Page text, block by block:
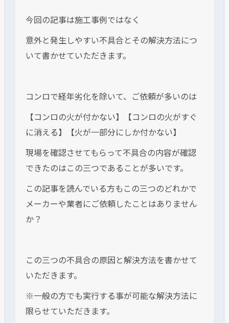
今回の記事は施工事例ではなく
意外と発生しやすい不具合とその解決方法につ
いて書かせていただきます。
コンロで経年劣化を除いて、ご依頼が多いのは
【コンロの火が付かない】【コンロの火がすぐ
に消える】【火が一部分にしか付かない】
現場を確認させてもらって不具合の内容が確認
できたのはこの三つであることが多いです。
この記事を読んでいる方もこの三つのどれかで
メーカーや業者にご依頼したことはありません
か？
この三つの不具合の原因と解決方法を書かせて
いただきます。
※一般の方でも実行する事が可能な解決方法に
限らせていただきます。